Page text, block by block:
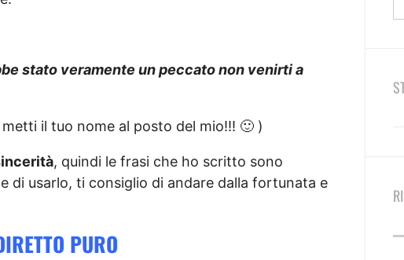
stato veramente un peccato non venirti a
metti il tuo nome al posto del mio!!! 🙂 )
, quindi le frasi che ho scritto sono
di usarlo, ti consiglio di andare dalla fortunata e
PURO